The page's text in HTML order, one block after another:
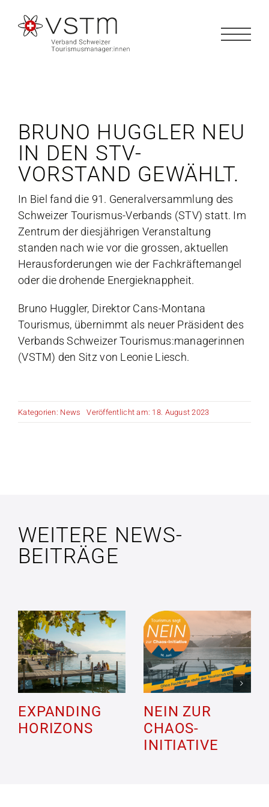
Inhalt
springen
BRUNO HUGGLER NEU
IN DEN STV-
VORSTAND GEWÄHLT.
In Biel fand die 91. Generalversammlung des
Schweizer Tourismus-Verbands (STV) statt. Im
Zentrum der diesjährigen Veranstaltung
standen nach wie vor die grossen, aktuellen
Herausforderungen wie der Fachkräftemangel
oder die drohende Energieknappheit.
Bruno Huggler, Direktor Cans-Montana
Tourismus, übernimmt als neuer Präsident des
Verbands Schweizer Tourismus:managerinnen
(VSTM) den Sitz von Leonie Liesch.
Kategorien: News Veröffentlicht am: 18. August 2023
WEITERE NEWS-
BEITRÄGE
EXPANDING
HORIZONS
NEIN ZUR
CHAOS-
INITIATIVE